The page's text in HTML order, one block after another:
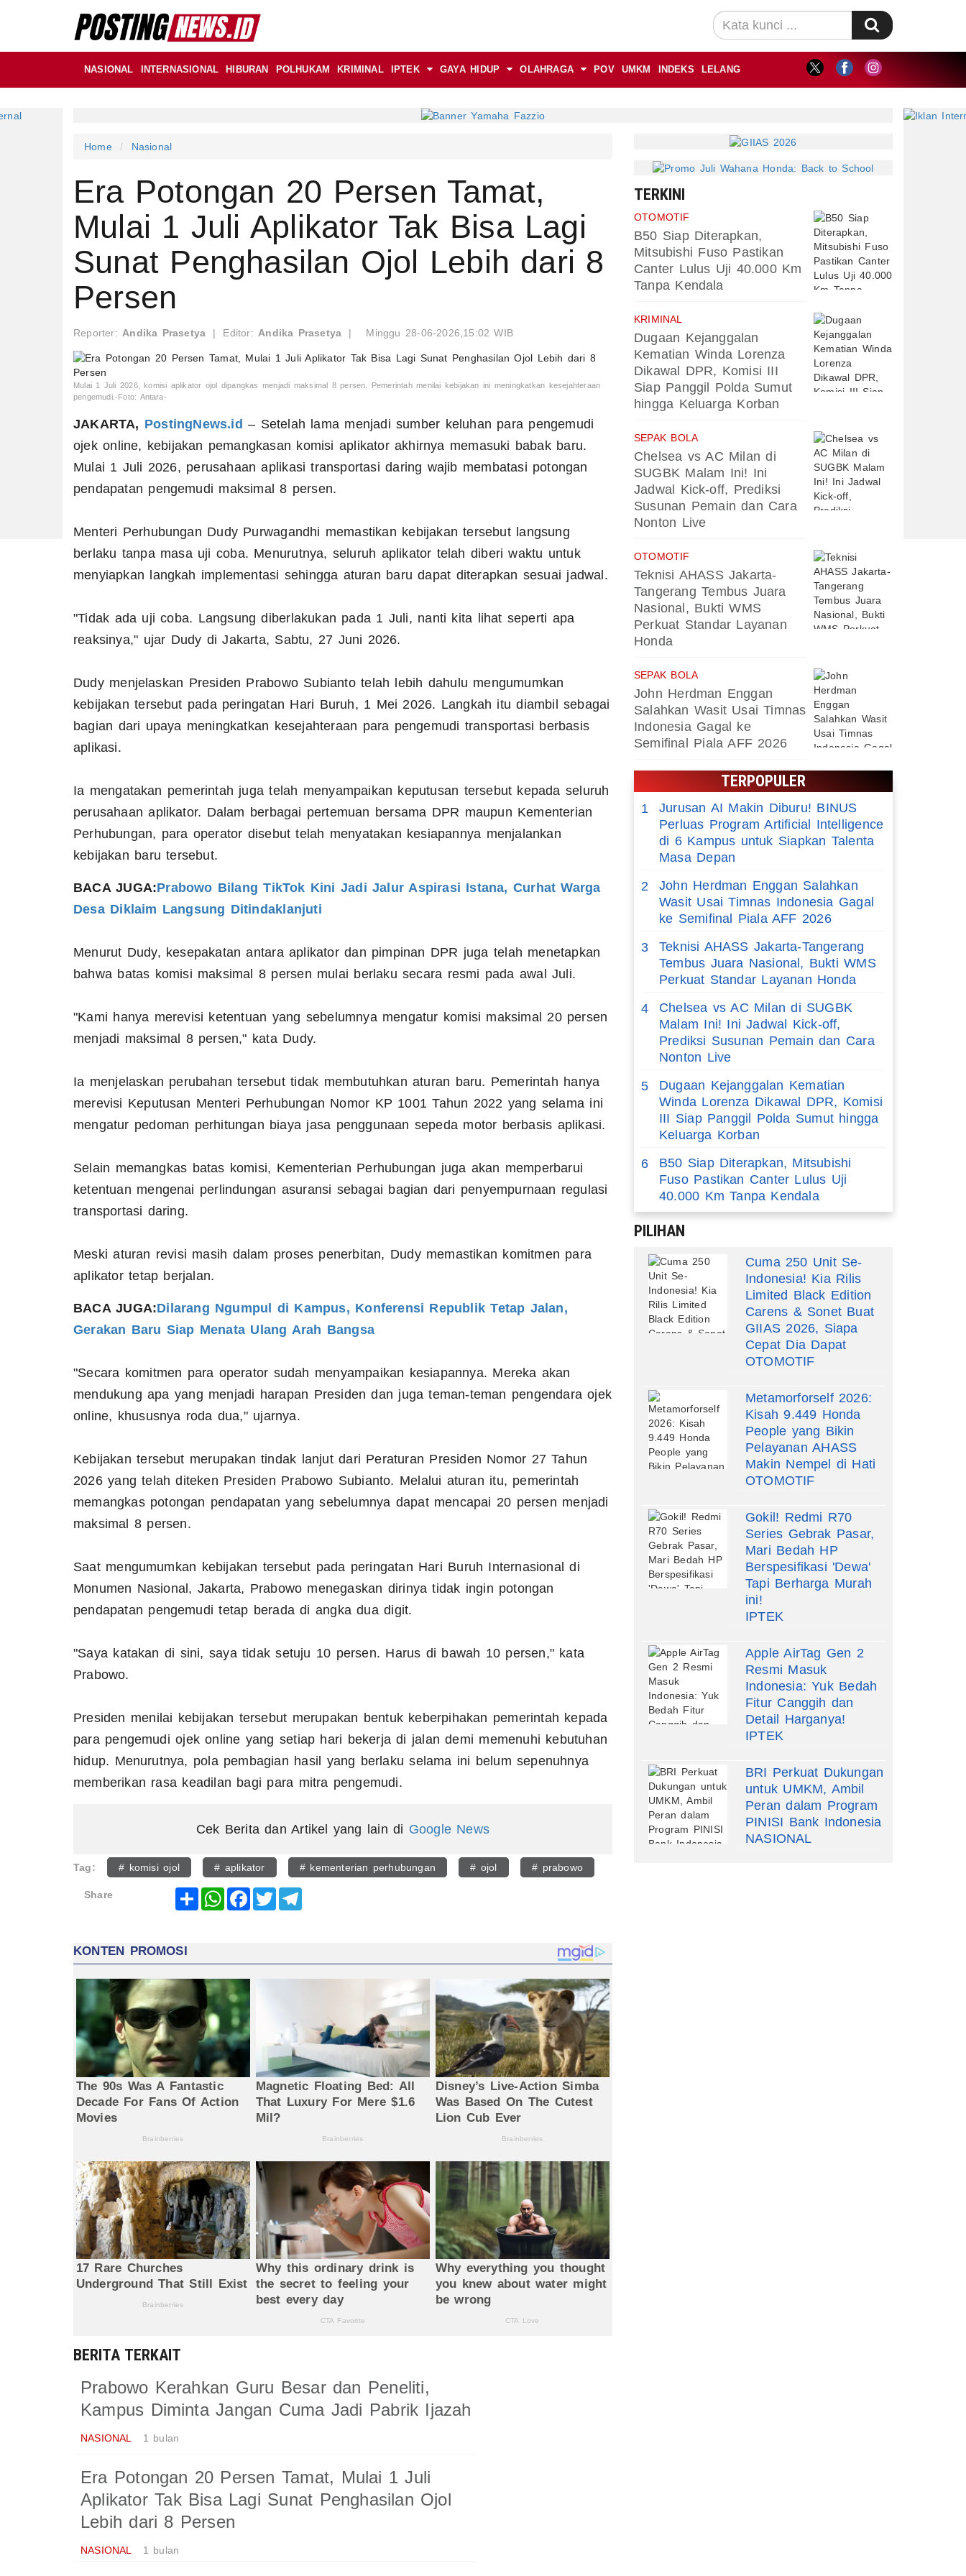
NASIONAL INTERNASIONAL HIBURAN POLHUKAM KRIMINAL IPTEK GAYA HIDUP OLAHRAGA POV UMKM INDEKS LELANG
Home Nasional
Era Potongan 20 Persen Tamat,
Mulai 1 Juli Aplikator Tak Bisa Lagi
Sunat Penghasilan Ojol Lebih dari 8
Persen
Reporter:Andika Prasetya | Editor:Andika Prasetya | Minggu 28-06-2026,15:02 WIB
Mulai 1 Juli 2026, komisi aplikator ojol dipangkas menjadi maksimal 8 persen. Pemerintah menilai kebijakan ini meningkatkan kesejahteraan
pengemudi.-Foto: Antara-
JAKARTA, PostingNews.id – Setelah lama menjadi sumber keluhan para pengemudi
ojek online, kebijakan pemangkasan komisi aplikator akhirnya memasuki babak baru.
Mulai 1 Juli 2026, perusahaan aplikasi transportasi daring wajib membatasi potongan
pendapatan pengemudi maksimal 8 persen.
Menteri Perhubungan Dudy Purwagandhi memastikan kebijakan tersebut langsung
berlaku tanpa masa uji coba. Menurutnya, seluruh aplikator telah diberi waktu untuk
menyiapkan langkah implementasi sehingga aturan baru dapat diterapkan sesuai jadwal.
"Tidak ada uji coba. Langsung diberlakukan pada 1 Juli, nanti kita lihat seperti apa
reaksinya," ujar Dudy di Jakarta, Sabtu, 27 Juni 2026.
Dudy menjelaskan Presiden Prabowo Subianto telah lebih dahulu mengumumkan
kebijakan tersebut pada peringatan Hari Buruh, 1 Mei 2026. Langkah itu diambil sebagai
bagian dari upaya meningkatkan kesejahteraan para pengemudi transportasi berbasis
aplikasi.
Ia mengatakan pemerintah juga telah menyampaikan keputusan tersebut kepada seluruh
perusahaan aplikator. Dalam berbagai pertemuan bersama DPR maupun Kementerian
Perhubungan, para operator disebut telah menyatakan kesiapannya menjalankan
kebijakan baru tersebut.
BACA JUGA:Prabowo Bilang TikTok Kini Jadi Jalur Aspirasi Istana, Curhat Warga
Desa Diklaim Langsung Ditindaklanjuti
Menurut Dudy, kesepakatan antara aplikator dan pimpinan DPR juga telah menetapkan
bahwa batas komisi maksimal 8 persen mulai berlaku secara resmi pada awal Juli.
"Kami hanya merevisi ketentuan yang sebelumnya mengatur komisi maksimal 20 persen
menjadi maksimal 8 persen," kata Dudy.
Ia menjelaskan perubahan tersebut tidak membutuhkan aturan baru. Pemerintah hanya
merevisi Keputusan Menteri Perhubungan Nomor KP 1001 Tahun 2022 yang selama ini
mengatur pedoman perhitungan biaya jasa penggunaan sepeda motor berbasis aplikasi.
Selain memangkas batas komisi, Kementerian Perhubungan juga akan memperbarui
ketentuan mengenai perlindungan asuransi sebagai bagian dari penyempurnaan regulasi
transportasi daring.
Meski aturan revisi masih dalam proses penerbitan, Dudy memastikan komitmen para
aplikator tetap berjalan.
BACA JUGA:Dilarang Ngumpul di Kampus, Konferensi Republik Tetap Jalan,
Gerakan Baru Siap Menata Ulang Arah Bangsa
"Secara komitmen para operator sudah menyampaikan kesiapannya. Mereka akan
mendukung apa yang menjadi harapan Presiden dan juga teman-teman pengendara ojek
online, khususnya roda dua," ujarnya.
Kebijakan tersebut merupakan tindak lanjut dari Peraturan Presiden Nomor 27 Tahun
2026 yang telah diteken Presiden Prabowo Subianto. Melalui aturan itu, pemerintah
memangkas potongan pendapatan yang sebelumnya dapat mencapai 20 persen menjadi
maksimal 8 persen.
Saat mengumumkan kebijakan tersebut pada peringatan Hari Buruh Internasional di
Monumen Nasional, Jakarta, Prabowo menegaskan dirinya tidak ingin potongan
pendapatan pengemudi tetap berada di angka dua digit.
"Saya katakan di sini, saya tidak setuju 10 persen. Harus di bawah 10 persen," kata
Prabowo.
Presiden menilai kebijakan tersebut merupakan bentuk keberpihakan pemerintah kepada
para pengemudi ojek online yang setiap hari bekerja di jalan demi memenuhi kebutuhan
hidup. Menurutnya, pola pembagian hasil yang berlaku selama ini belum sepenuhnya
memberikan rasa keadilan bagi para mitra pengemudi.
Cek Berita dan Artikel yang lain di Google News
Tag: # komisi ojol # aplikator # kementerian perhubungan # ojol # prabowo
Share Share WhatsAppFacebook
Twitter
BERITA TERKAIT
Prabowo Kerahkan Guru Besar dan Peneliti,
Kampus Diminta Jangan Cuma Jadi Pabrik Ijazah
NASIONAL 1 bulan
Era Potongan 20 Persen Tamat, Mulai 1 Juli
Aplikator Tak Bisa Lagi Sunat Penghasilan Ojol
Lebih dari 8 Persen
NASIONAL 1 bulan
TERKINI
OTOMOTIF
B50 Siap Diterapkan,
Mitsubishi Fuso Pastikan
Canter Lulus Uji 40.000 Km
Tanpa Kendala
KRIMINAL
Dugaan Kejanggalan
Kematian Winda Lorenza
Dikawal DPR, Komisi III
Siap Panggil Polda Sumut
hingga Keluarga Korban
SEPAK BOLA
Chelsea vs AC Milan di
SUGBK Malam Ini! Ini
Jadwal Kick-off, Prediksi
Susunan Pemain dan Cara
Nonton Live
OTOMOTIF
Teknisi AHASS Jakarta-
Tangerang Tembus Juara
Nasional, Bukti WMS
Perkuat Standar Layanan
Honda
SEPAK BOLA
John Herdman Enggan
Salahkan Wasit Usai Timnas
Indonesia Gagal ke
Semifinal Piala AFF 2026
TERPOPULER
1
Jurusan AI Makin Diburu! BINUS
Perluas Program Artificial Intelligence
di 6 Kampus untuk Siapkan Talenta
Masa Depan
2
John Herdman Enggan Salahkan
Wasit Usai Timnas Indonesia Gagal
ke Semifinal Piala AFF 2026
3
Teknisi AHASS Jakarta-Tangerang
Tembus Juara Nasional, Bukti WMS
Perkuat Standar Layanan Honda
4
Chelsea vs AC Milan di SUGBK
Malam Ini! Ini Jadwal Kick-off,
Prediksi Susunan Pemain dan Cara
Nonton Live
5
Dugaan Kejanggalan Kematian
Winda Lorenza Dikawal DPR, Komisi
III Siap Panggil Polda Sumut hingga
Keluarga Korban
6
B50 Siap Diterapkan, Mitsubishi
Fuso Pastikan Canter Lulus Uji
40.000 Km Tanpa Kendala
PILIHAN
Cuma 250 Unit Se-
Indonesia! Kia Rilis
Limited Black Edition
Carens & Sonet Buat
GIIAS 2026, Siapa
Cepat Dia Dapat
OTOMOTIF
Metamorforself 2026:
Kisah 9.449 Honda
People yang Bikin
Pelayanan AHASS
Makin Nempel di Hati
OTOMOTIF
Gokil! Redmi R70
Series Gebrak Pasar,
Mari Bedah HP
Berspesifikasi 'Dewa'
Tapi Berharga Murah
ini!
IPTEK
Apple AirTag Gen 2
Resmi Masuk
Indonesia: Yuk Bedah
Fitur Canggih dan
Detail Harganya!
IPTEK
BRI Perkuat Dukungan
untuk UMKM, Ambil
Peran dalam Program
PINISI Bank Indonesia
NASIONAL